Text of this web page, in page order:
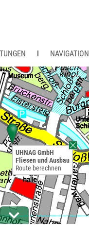
NAVIGATION
UHNAG GmbH
Fliesen und Ausbau
Route berechnen